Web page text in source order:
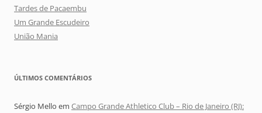
Tardes de Pacaembu
Um Grande Escudeiro
União Mania
ÚLTIMOS COMENTÁRIOS
Sérgio Mello em Campo Grande Athletico Club – Rio de Janeiro (RJ):